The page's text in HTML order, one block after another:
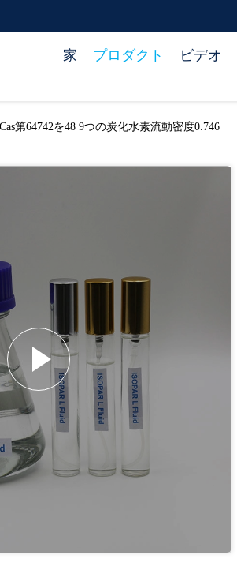
家 プロダクト ビデオ
第64742を48 9つの炭化水素流動密度0.746